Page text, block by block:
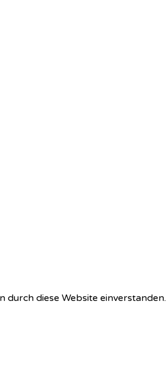
diese Website einverstanden.